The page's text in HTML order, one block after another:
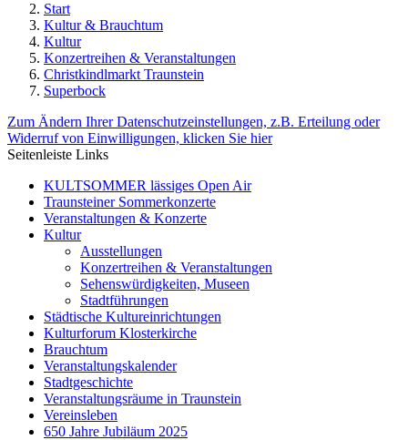
Start
Kultur & Brauchtum
Kultur
Konzertreihen & Veranstaltungen
Christkindlmarkt Traunstein
Superbock
Zum Ändern Ihrer Datenschutzeinstellungen, z.B. Erteilung oder
Widerruf von Einwilligungen, klicken Sie hier
Seitenleiste Links
KULTSOMMER lässiges Open Air
Traunsteiner Sommerkonzerte
Veranstaltungen & Konzerte
Kultur
Ausstellungen
Konzertreihen & Veranstaltungen
Sehenswürdigkeiten, Museen
Stadtführungen
Städtische Kultureinrichtungen
Kulturforum Klosterkirche
Brauchtum
Veranstaltungskalender
Stadtgeschichte
Veranstaltungsräume in Traunstein
Vereinsleben
650 Jahre Jubiläum 2025